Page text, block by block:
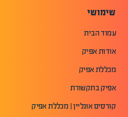
שימושי
עמוד הבית
אודות אפיק
מכללת אפיק
אפיק בתקשורת
קורסים אונליין | מכללת אפיק